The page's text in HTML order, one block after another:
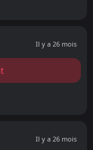
Il y a 26 mois
Il y a 26 mois